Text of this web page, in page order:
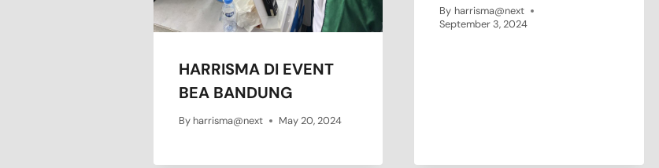
HARRISMA DI EVENT
BEA BANDUNG
By harrisma@next May 20, 2024
By harrisma@next
September 3, 2024